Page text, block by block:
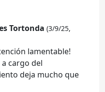
Tortonda (3/9/25,
lamentable!
cargo del
deja mucho que